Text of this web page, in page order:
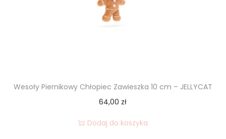
i
Wesoły Piernikowy Chłopiec Zawieszka 10 cm – JELLYCAT
64,00 zł
Dodaj do koszyka